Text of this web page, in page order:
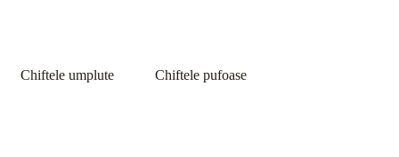
Chiftele umplute Chiftele pufoase